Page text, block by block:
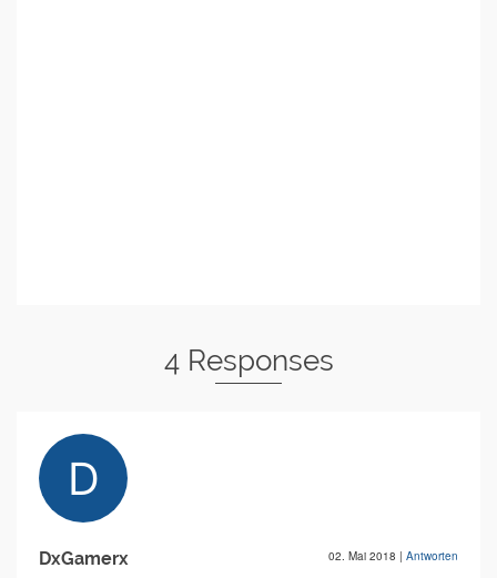
4 Responses
DxGamerx 02. Mai 2018 | Antworten